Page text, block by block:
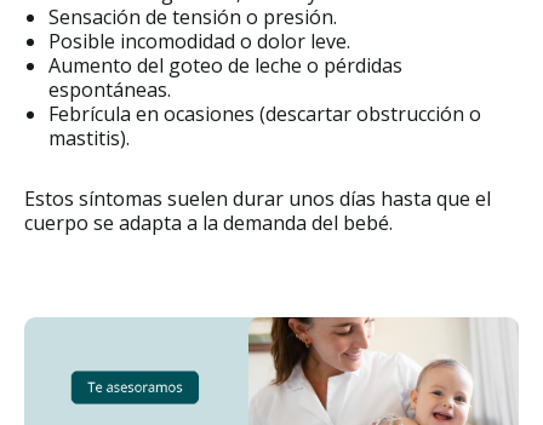
Sensación de tensión o presión.
Posible incomodidad o dolor leve.
Aumento del goteo de leche o pérdidas
espontáneas.
Febrícula en ocasiones (descartar obstrucción o
mastitis).
Estos síntomas suelen durar unos días hasta que el
cuerpo se adapta a la demanda del bebé.